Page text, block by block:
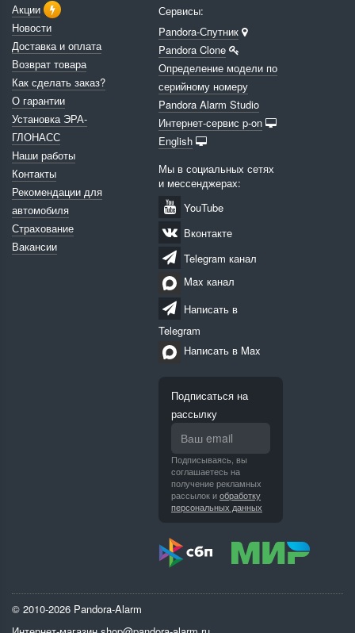
Акции
Новости
Доставка и оплата
Возврат товара
Как сделать заказ?
О гарантии
Установка ЭРА-
ГЛОНАСС
Наши работы
Контакты
Рекомендации для
автомобиля
Страхование
Вакансии
Сервисы:
Pandora-Спутник
Pandora Clone
Определение модели по
серийному номеру
Pandora Alarm Studio
Интернет-сервис p-on
English
Мы в социальных сетях
и мессенджерах:
YouTube
Вконтакте
Telegram канал
Max канал
Написать в
Telegram
Написать в Max
Подписаться на
рассылку
Подписываясь, вы
соглашаетесь на
получение рекламных
рассылок иобработку
персональных данных
© 2010-2026 Pandora-Alarm